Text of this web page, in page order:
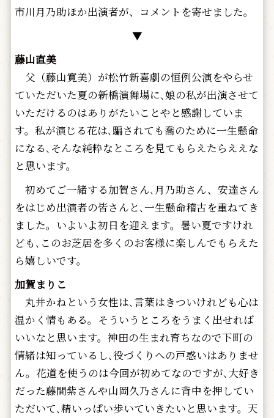
市川月乃助ほか出演者が、コメントを寄せました。
▼
藤山直美
父（藤山寛美）が松竹新喜劇の恒例公演をやらせ
ていただいた夏の新橋演舞場に､娘の私が出演させて
いただけるのはありがたいことやと感謝していま
す。私が演じる花は､騙されても喬のために一生懸命
になる､そんな純粋なところを見てもらえたらええな
と思います。
初めてご一緒する加賀さん､月乃助さん、安達さん
をはじめ出演者の皆さんと､一生懸命稽古を重ねてき
ました。いよいよ初日を迎えます。暑い夏ですけれ
ども､このお芝居を多くのお客様に楽しんでもらえた
ら嬉しいです。
加賀まりこ
丸井かねという女性は､言葉はきついけれども心は
温かく情もある。そういうところをうまく出せれば
いいなと思います。神田の生まれ育ちなので下町の
情緒は知っているし､役づくりへの戸惑いはありませ
ん。花道を使うのは今回が初めてなのですが､大好き
だった藤間紫さんや山岡久乃さんに背中を押してい
ただいて､精いっぱい歩いていきたいと思います。天